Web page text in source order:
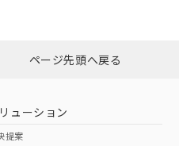
ちらページ先頭へ戻る
ューション
提案